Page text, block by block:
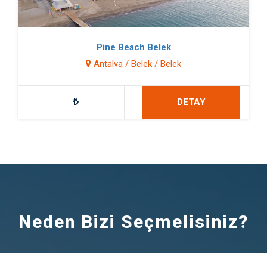
Pine Beach Belek
Antalya / Belek / Belek
DETAY
Neden Bizi Seçmelisiniz?